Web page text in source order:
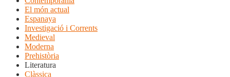
El món actual
Espanaya
Investigació i Corrents
Medieval
Moderna
Prehistòria
Literatura
Clàssica